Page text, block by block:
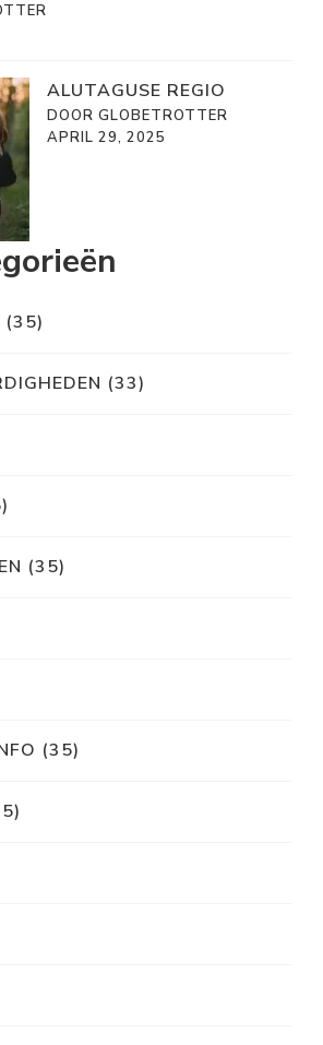
ALUTAGUSE REGIO
DOOR GLOBETROTTER
APRIL 29, 2025
(35)
(33)
(35)
(35)